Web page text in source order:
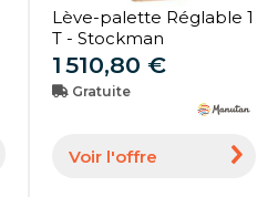
Lève-palette Réglable 1
T - Stockman
1 510,80 €
Gratuite
Voir l'offre